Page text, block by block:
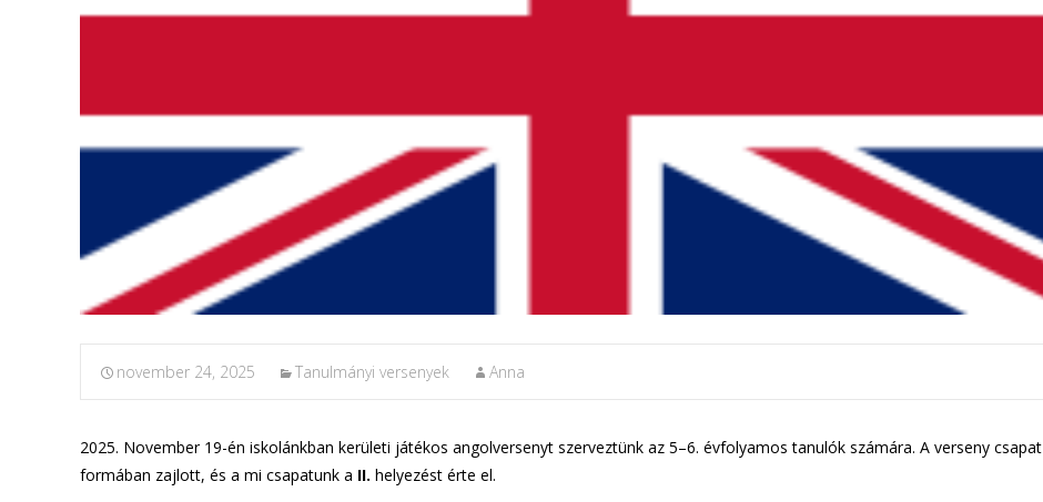
november 24, 2025 Tanulmányi versenyek Anna
2025. November 19-én iskolánkban kerületi játékos angolversenyt szerveztünk az 5–6. évfolyamos tanulók számára. A verseny csapat
formában zajlott, és a mi csapatunk a II. helyezést érte el.